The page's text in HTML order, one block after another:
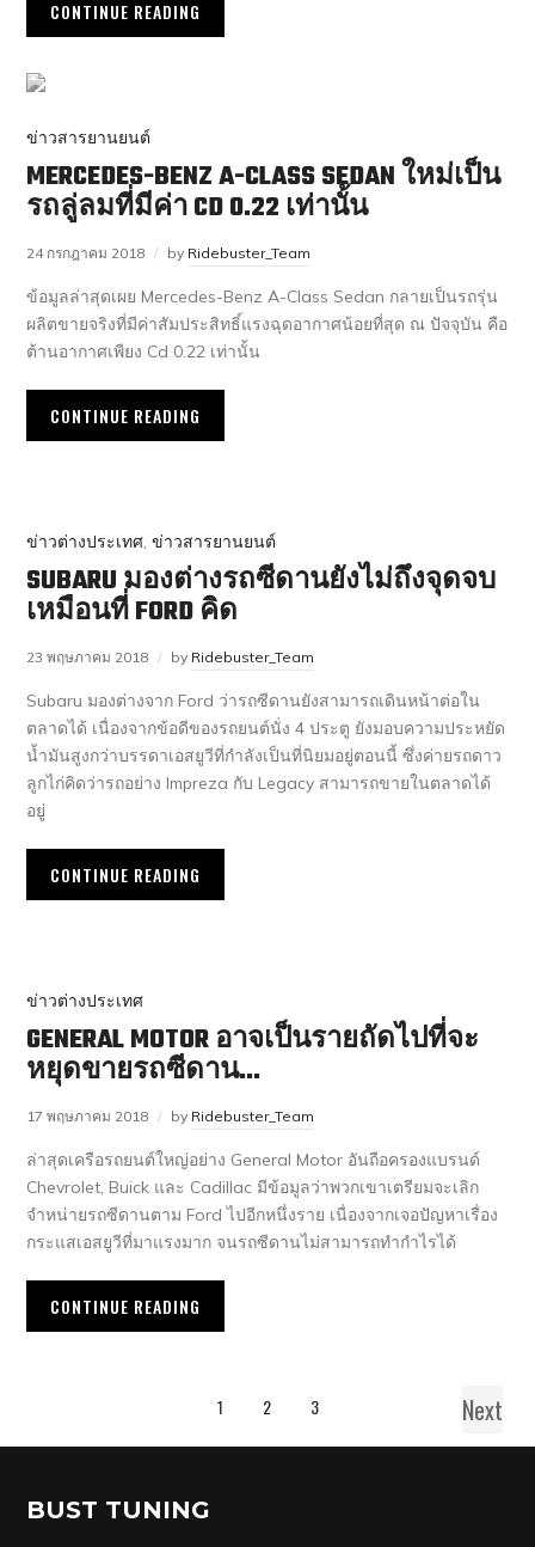
CONTINUE READING
ข่าวสารยานยนต์
MERCEDES-BENZ A-CLASS SEDAN ใหม่เป็น
รถลู่ลมที่มีค่า CD 0.22 เท่านั้น
24 กรกฎาคม 2018 by Ridebuster_Team
ข้อมูลล่าสุดเผย Mercedes-Benz A-Class Sedan กลายเป็นรถรุ่น
ผลิตขายจริงที่มีค่าสัมประสิทธิ์แรงฉุดอากาศน้อยที่สุด ณ ปัจจุบัน คือ
ต้านอากาศเพียง Cd 0.22 เท่านั้น
CONTINUE READING
ข่าวต่างประเทศ,ข่าวสารยานยนต์
SUBARU มองต่างรถซีดานยังไม่ถึงจุดจบ
เหมือนที่ FORD คิด
23 พฤษภาคม 2018 by Ridebuster_Team
Subaru มองต่างจาก Ford ว่ารถซีดานยังสามารถเดินหน้าต่อใน
ตลาดได้ เนื่องจากข้อดีของรถยนต์นั่ง 4 ประตู ยังมอบความประหยัด
น้ำมันสูงกว่าบรรดาเอสยูวีที่กำลังเป็นที่นิยมอยู่ตอนนี้ ซึ่งค่ายรถดาว
ลูกไก่คิดว่ารถอย่าง Impreza กับ Legacy สามารถขายในตลาดได้
อยู่
CONTINUE READING
ข่าวต่างประเทศ
GENERAL MOTOR อาจเป็นรายถัดไปที่จะ
หยุดขายรถซีดาน…
17 พฤษภาคม 2018 by Ridebuster_Team
ล่าสุดเครือรถยนต์ใหญ่อย่าง General Motor อันถือครองแบรนด์
Chevrolet, Buick และ Cadillac มีข้อมูลว่าพวกเขาเตรียมจะเลิก
จำหน่ายรถซีดานตาม Ford ไปอีกหนึ่งราย เนื่องจากเจอปัญหาเรื่อง
กระแสเอสยูวีที่มาแรงมาก จนรถซีดานไม่สามารถทำกำไรได้
CONTINUE READING
1 2 3 Next
BUST TUNING